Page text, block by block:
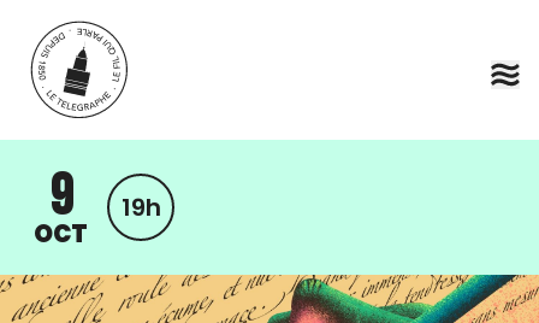
Aller au contenu principal
9
OCT
19h